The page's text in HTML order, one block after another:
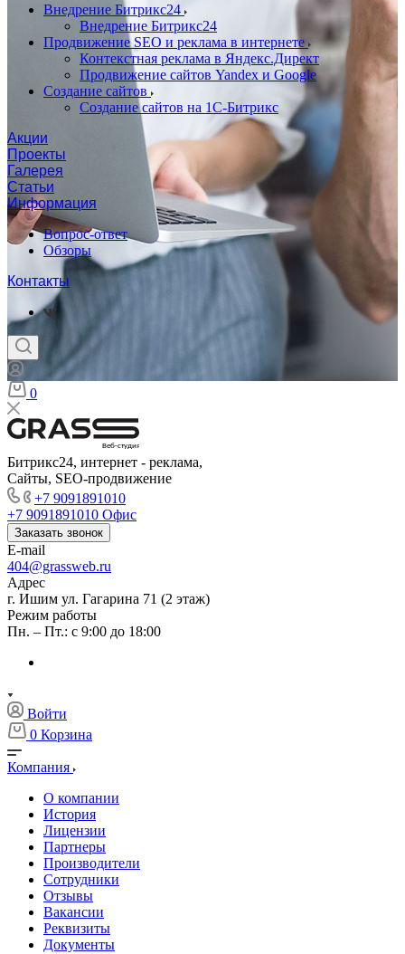
Внедрение Битрикс24
Внедрение Битрикс24
Продвижение SEO и реклама в интернете
Контекстная реклама в Яндекс.Директ
Продвижение сайтов Yandex и Google
Создание сайтов
Создание сайтов на 1С-Битрикс
Акции
Проекты
Галерея
Статьи
Информация
Вопрос-ответ
Обзоры
Контакты
0
Веб-студия
Битрикс24, интернет - реклама,
Сайты, SEO-продвижение
+7 9091891010
+7 9091891010 Офис
Заказать звонок
E-mail
404@grassweb.ru
Адрес
г. Ишим ул. Гагарина 71 (2 этаж)
Режим работы
Пн. – Пт.: с 9:00 до 18:00
Войти
0 Корзина
Компания
О компании
История
Лицензии
Партнеры
Производители
Сотрудники
Отзывы
Вакансии
Реквизиты
Документы